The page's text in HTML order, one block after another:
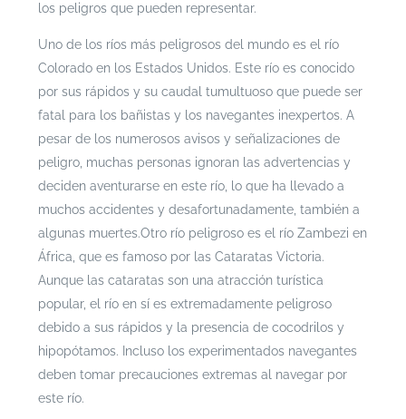
los peligros que pueden representar.
Uno de los ríos más peligrosos del mundo es el río
Colorado en los Estados Unidos. Este río es conocido
por sus rápidos y su caudal tumultuoso que puede ser
fatal para los bañistas y los navegantes inexpertos. A
pesar de los numerosos avisos y señalizaciones de
peligro, muchas personas ignoran las advertencias y
deciden aventurarse en este río, lo que ha llevado a
muchos accidentes y desafortunadamente, también a
algunas muertes.Otro río peligroso es el río Zambezi en
África, que es famoso por las Cataratas Victoria.
Aunque las cataratas son una atracción turística
popular, el río en sí es extremadamente peligroso
debido a sus rápidos y la presencia de cocodrilos y
hipopótamos. Incluso los experimentados navegantes
deben tomar precauciones extremas al navegar por
este río.